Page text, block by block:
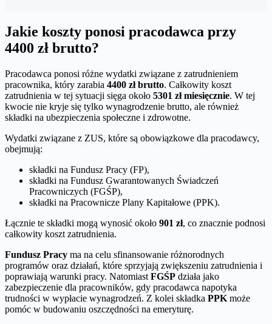
Jakie koszty ponosi pracodawca przy
4400 zł brutto?
Pracodawca ponosi różne wydatki związane z zatrudnieniem
pracownika, który zarabia 4400 zł brutto. Całkowity koszt
zatrudnienia w tej sytuacji sięga około 5301 zł miesięcznie. W tej
kwocie nie kryje się tylko wynagrodzenie brutto, ale również
składki na ubezpieczenia społeczne i zdrowotne.
Wydatki związane z ZUS, które są obowiązkowe dla pracodawcy,
obejmują:
składki na Fundusz Pracy (FP),
składki na Fundusz Gwarantowanych Świadczeń
Pracowniczych (FGŚP),
składki na Pracownicze Plany Kapitałowe (PPK).
Łącznie te składki mogą wynosić około 901 zł, co znacznie podnosi
całkowity koszt zatrudnienia.
Fundusz Pracy ma na celu sfinansowanie różnorodnych
programów oraz działań, które sprzyjają zwiększeniu zatrudnienia i
poprawiają warunki pracy. Natomiast FGŚP działa jako
zabezpieczenie dla pracowników, gdy pracodawca napotyka
trudności w wypłacie wynagrodzeń. Z kolei składka PPK może
pomóc w budowaniu oszczędności na emeryturę.